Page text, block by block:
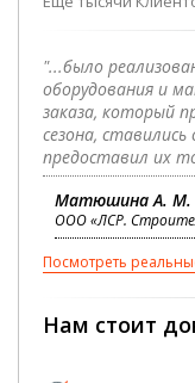
"...было
оборудования и
заказа, который
сезона,
предоставил их
Матюшина А. М.
ООО «ЛСР.
Посмотреть
Нам стоит